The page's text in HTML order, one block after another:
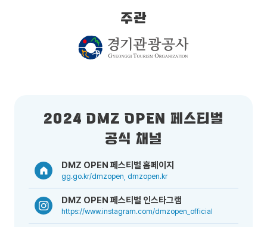
주관
2024 DMZ OPEN 페스티벌
공식 채널
DMZ OPEN 페스티벌 홈페이지
gg.go.kr/dmzopen, dmzopen.kr
DMZ OPEN 페스티벌 인스타그램
https://www.instagram.com/dmzopen_official